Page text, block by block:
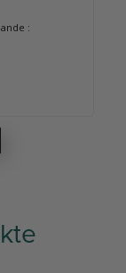
: